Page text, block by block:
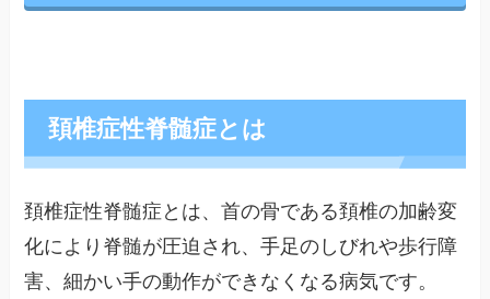
頚椎症性脊髄症とは
頚椎症性脊髄症とは、首の骨である頚椎の加齢変
化により脊髄が圧迫され、手足のしびれや歩行障
害、細かい手の動作ができなくなる病気です。